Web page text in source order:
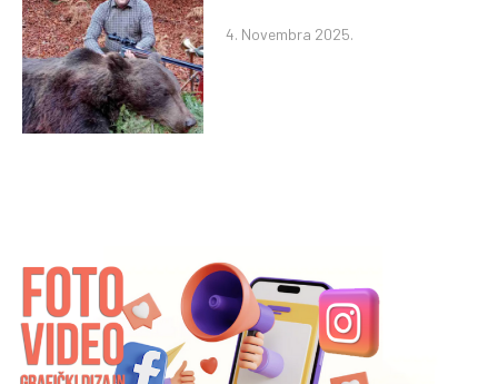
4. Novembra 2025.